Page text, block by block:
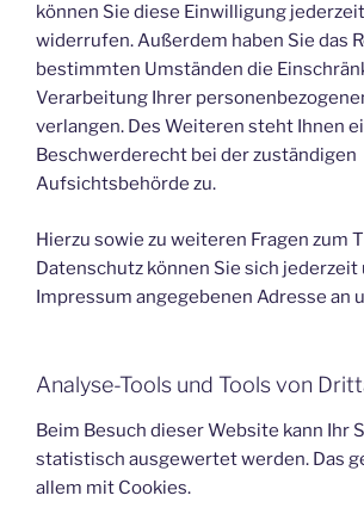
können Sie diese Einwilligung
widerrufen. Außerdem haben Sie das
bestimmten Umständen die
Verarbeitung Ihrer
verlangen. Des Weiteren steht Ihnen
Beschwerderecht bei der zuständigen
Aufsichtsbehörde zu.
Hierzu sowie zu weiteren Fragen zum
Datenschutz können Sie sich jederzeit
Impressum angegebenen Adresse an
Analyse-Tools und Tools von
Beim Besuch dieser Website kann Ihr
statistisch ausgewertet werden. Das
allem mit Cookies.